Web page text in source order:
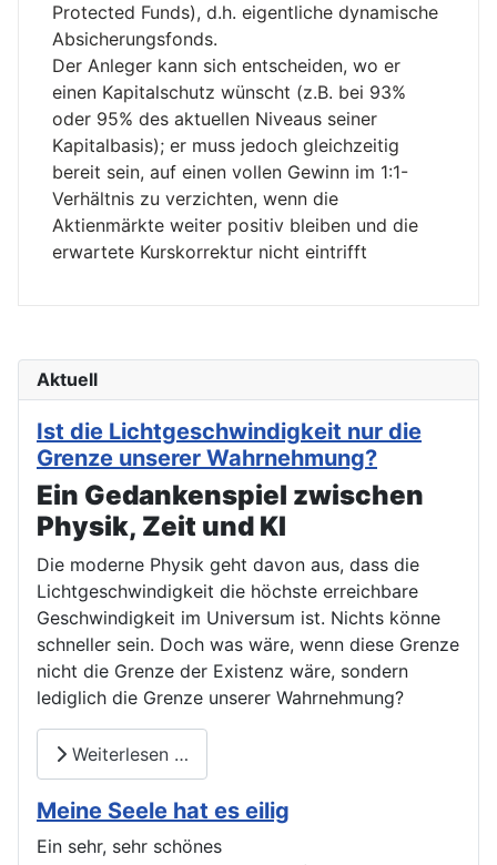
Protected Funds), d.h. eigentliche dynamische
Absicherungsfonds.
Der Anleger kann sich entscheiden, wo er
einen Kapitalschutz wünscht (z.B. bei 93%
oder 95% des aktuellen Niveaus seiner
Kapitalbasis); er muss jedoch gleichzeitig
bereit sein, auf einen vollen Gewinn im 1:1-
Verhältnis zu verzichten, wenn die
Aktienmärkte weiter positiv bleiben und die
erwartete Kurskorrektur nicht eintrifft
Aktuell
Ist die Lichtgeschwindigkeit nur die
Grenze unserer Wahrnehmung?
Ein Gedankenspiel zwischen
Physik, Zeit und KI
Die moderne Physik geht davon aus, dass die
Lichtgeschwindigkeit die höchste erreichbare
Geschwindigkeit im Universum ist. Nichts könne
schneller sein. Doch was wäre, wenn diese Grenze
nicht die Grenze der Existenz wäre, sondern
lediglich die Grenze unserer Wahrnehmung?
Weiterlesen …
Meine Seele hat es eilig
Ein sehr, sehr schönes